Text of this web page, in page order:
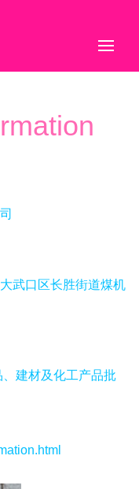
武口区长胜街道煤机
建材及化工产品批